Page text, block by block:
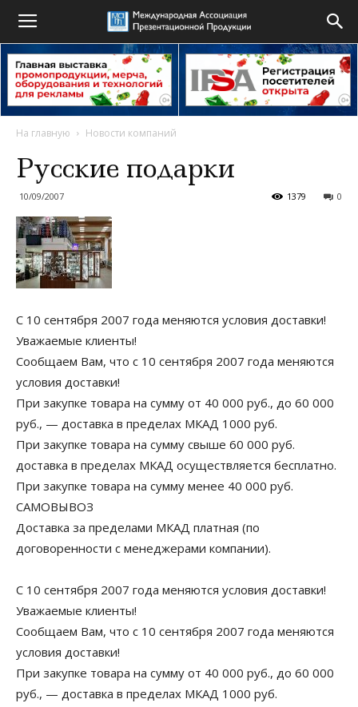
На главную Новости компаний
Русские подарки
10/09/2007 0
1379
C 10 сентября 2007 года меняются условия доставки!
Уважаемые клиенты!
Сообщаем Вам, что с 10 сентября 2007 года меняются
условия доставки!
При закупке товара на сумму от 40 000 руб., до 60 000
руб., — доставка в пределах МКАД 1000 руб.
При закупке товара на сумму свыше 60 000 руб.
доставка в пределах МКАД осуществляется бесплатно.
При закупке товара на сумму менее 40 000 руб.
САМОВЫВОЗ
Доставка за пределами МКАД платная (по
договоренности с менеджерами компании).
C 10 сентября 2007 года меняются условия доставки!
Уважаемые клиенты!
Сообщаем Вам, что с 10 сентября 2007 года меняются
условия доставки!
При закупке товара на сумму от 40 000 руб., до 60 000
руб., — доставка в пределах МКАД 1000 руб.